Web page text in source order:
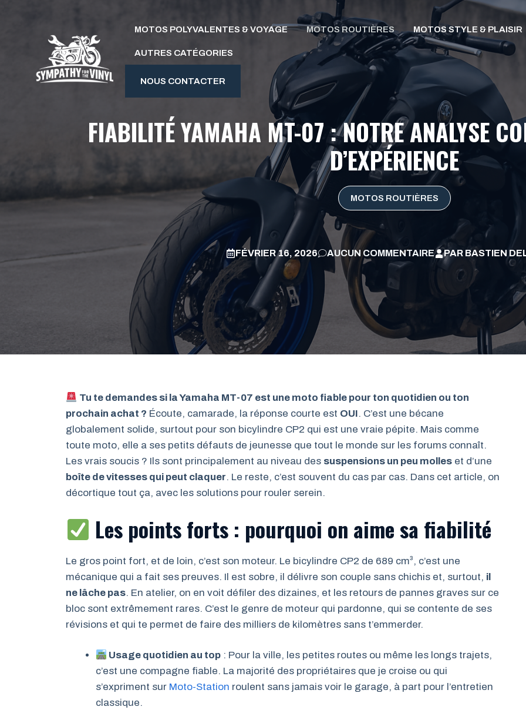
MOTOS POLYVALENTES & VOYAGE MOTOS ROUTIÈRES MOTOS STYLE & PLAISIR
AUTRES CATÉGORIES
NOUS CONTACTER
FIABILITÉ YAMAHA MT-07 : NOTRE ANALYSE
D’EXPÉRIENCE
MOTOS ROUTIÈRES
FÉVRIER 16, 2026 AUCUN COMMENTAIRE PAR BASTIEN
Tu te demandes si la Yamaha MT-07 est une moto fiable pour ton quotidien ou ton
prochain achat ? Écoute, camarade, la réponse courte est OUI. C’est une bécane
globalement solide, surtout pour son bicylindre CP2 qui est une vraie pépite. Mais comme
toute moto, elle a ses petits défauts de jeunesse que tout le monde sur les forums connaît.
Les vrais soucis ? Ils sont principalement au niveau des suspensions un peu molles et d’une
boîte de vitesses qui peut claquer. Le reste, c’est souvent du cas par cas. Dans cet article, on
décortique tout ça, avec les solutions pour rouler serein.
Les points forts : pourquoi on aime sa fiabilité
Le gros point fort, et de loin, c’est son moteur. Le bicylindre CP2 de 689 cm³, c’est une
mécanique qui a fait ses preuves. Il est sobre, il délivre son couple sans chichis et, surtout, il
ne lâche pas. En atelier, on en voit défiler des dizaines, et les retours de pannes graves sur ce
bloc sont extrêmement rares. C’est le genre de moteur qui pardonne, qui se contente de ses
révisions et qui te permet de faire des milliers de kilomètres sans t’emmerder.
Usage quotidien au top : Pour la ville, les petites routes ou même les longs trajets,
c’est une compagne fiable. La majorité des propriétaires que je croise ou qui
s’expriment sur Moto-Station roulent sans jamais voir le garage, à part pour l’entretien
classique.